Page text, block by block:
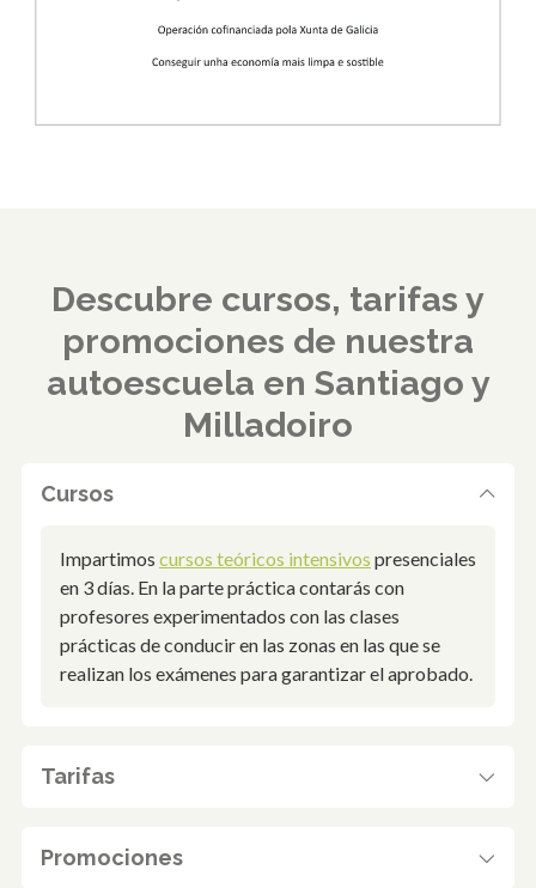
Descubre cursos, tarifas y
promociones de nuestra
autoescuela en Santiago y
Milladoiro
Cursos
Impartimos cursos teóricos intensivos presenciales
en 3 días. En la parte práctica contarás con
profesores experimentados con las clases
prácticas de conducir en las zonas en las que se
realizan los exámenes para garantizar el aprobado.
Tarifas
Promociones